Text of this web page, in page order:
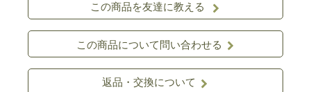
この商品を友達に教える
この商品について問い合わせる
返品・交換について